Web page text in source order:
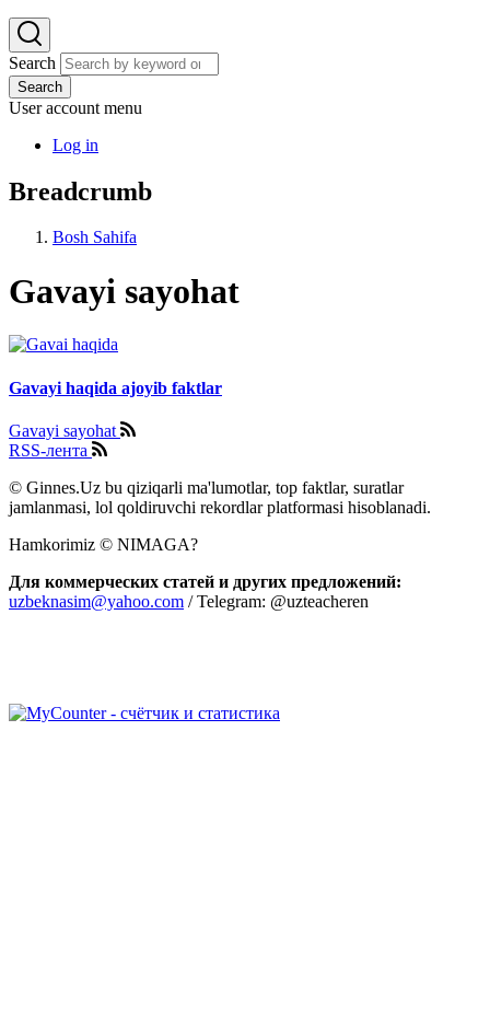
Search
Search
User account menu
Log in
Breadcrumb
Bosh Sahifa
Gavayi sayohat
Gavayi haqida ajoyib faktlar
Gavayi sayohat
RSS-лента
© Ginnes.Uz bu qiziqarli ma'lumotlar, top faktlar, suratlar
jamlanmasi, lol qoldiruvchi rekordlar platformasi hisoblanadi.
Hamkorimiz © NIMAGA?
Для коммерческих статей и других предложений:
uzbeknasim@yahoo.com / Telegram: @uzteacheren